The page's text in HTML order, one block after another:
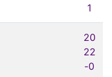
1
20
22
-0